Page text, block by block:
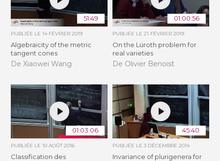
51:49
PUBLIÉE LE14 FÉVRIER 2019
Algebraicity of the metric
tangent cones
De Xiaowei Wang
01:00:56
PUBLIÉE LE 21 FÉVRIER 2019
​On the Lüroth problem for
real varieties
De Olivier Benoist
01:03:06
PUBLIÉE LE10 AOÛT 2016
Classification des
45:40
PUBLIÉE LE 3 DÉCEMBRE 2014
Invariance of plurigenera for